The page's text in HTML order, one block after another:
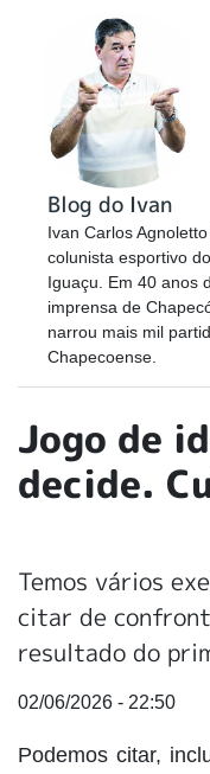
Blog do Ivan
Ivan Carlos
colunista esportivo
Iguaçu. Em 40 anos
imprensa de
narrou mais mil
Chapecoense.
Jogo de
decide.
Temos vários
citar de
resultado do
02/06/2026 - 22:50
Podemos citar,